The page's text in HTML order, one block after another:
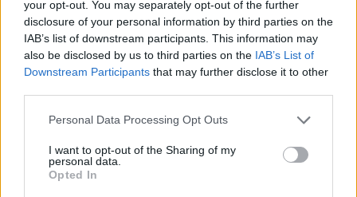
your opt-out. You may separately opt-out of the further
disclosure of your personal information by third parties on the
IAB’s list of downstream participants. This information may
also be disclosed by us to third parties on the IAB’s List of
Downstream Participants that may further disclose it to other
Please note that this website/app uses one or more Google
not limited to your visit or usage behaviour. You may click to
grant or deny consent to Google and its third-party tags to
use your data for below specified purposes in below Google
Personal Data Processing Opt Outs
I want to opt-out of the Sharing of my
personal data.
Opted In